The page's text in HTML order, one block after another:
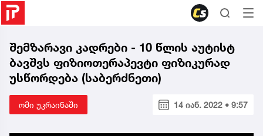
შემზარავი კადრები - 10 წლის აუტისტ
ბავშვს ფიზიოთერაპევტი ფიზიკურად
უსწორდება (საბერძნეთი)
ომი უკრაინაში 14 იან. 2022 • 9:57